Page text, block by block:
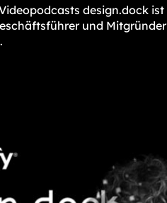
design.dock
und